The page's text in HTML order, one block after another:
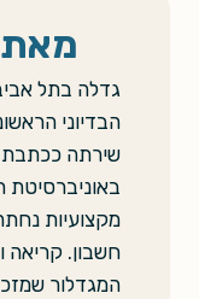
הבדיוני
שירתה ככתבת
באוניברסיטת
מקצועיות
חשבון. קריאה
המגדלור